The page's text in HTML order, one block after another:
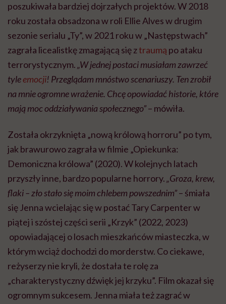
poszukiwała bardziej dojrzałych projektów. W 2018
roku została obsadzona w roli Ellie Alves w drugim
sezonie serialu „Ty”, w 2021 roku w „Następstwach”
zagrała licealistkę zmagającą się ztraumą po ataku
terrorystycznym.„W jednej postaci musiałam zawrzeć
tyleemocji! Przeglądam mnóstwo scenariuszy. Ten zrobił
na mnie ogromne wrażenie. Chcę opowiadać historie, które
mają moc oddziaływania społecznego”– mówiła.
Została okrzyknięta „nową królową horroru” po tym,
jak brawurowo zagrała w filmie „Opiekunka:
Demoniczna królowa” (2020). W kolejnych latach
przyszły inne, bardzo popularne horrory.„Groza, krew,
flaki – zło stało się moim chlebem powszednim”– śmiała
się Jenna wcielając się w postać Tary Carpenter w
piątej i szóstej części serii „Krzyk” (2022, 2023)
opowiadającej o losach mieszkańców miasteczka, w
którym wciąż dochodzi do morderstw. Co ciekawe,
reżyserzy nie kryli, że dostała te rolę za
„charakterystyczny dźwięk jej krzyku”. Film okazał się
ogromnym sukcesem. Jenna miała też zagrać w